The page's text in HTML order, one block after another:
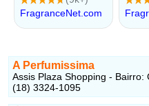
A Perfumissima
Assis Plaza Shopping - Bairro:
(18) 3324-1095